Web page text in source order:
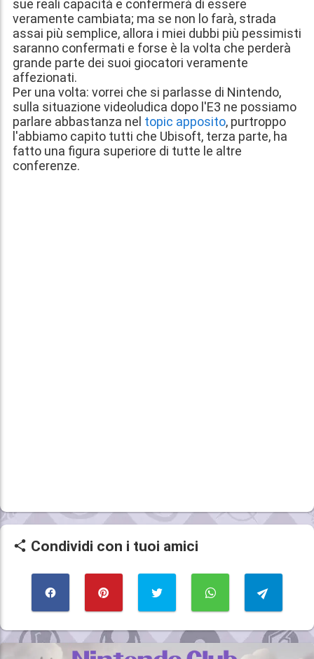
sue reali capacità e confermerà di essere
veramente cambiata; ma se non lo farà, strada
assai più semplice, allora i miei dubbi più pessimisti
saranno confermati e forse è la volta che perderà
grande parte dei suoi giocatori veramente
affezionati.
Per una volta: vorrei che si parlasse di Nintendo,
sulla situazione videoludica dopo l'E3 ne possiamo
parlare abbastanza nel topic apposito, purtroppo
l'abbiamo capito tutti che Ubisoft, terza parte, ha
fatto una figura superiore di tutte le altre
conferenze.
Condividi con i tuoi amici